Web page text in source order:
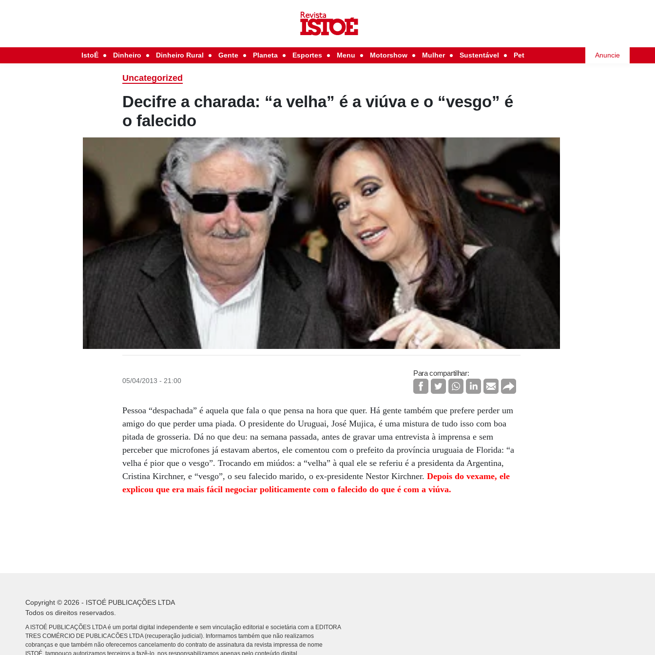
IstoÉ Dinheiro Dinheiro Rural Gente Planeta Esportes Menu Motorshow Mulher Sustentável Pet Anuncie
Uncategorized
Decifre a charada: “a velha” é a viúva e o “vesgo” é
o falecido
05/04/2013 - 21:00
Para compartilhar:
Pessoa “despachada” é aquela que fala o que pensa na hora que quer. Há gente também que prefere perder um
amigo do que perder uma piada. O presidente do Uruguai, José Mujica, é uma mistura de tudo isso com boa
pitada de grosseria. Dá no que deu: na semana passada, antes de gravar uma entrevista à imprensa e sem
perceber que microfones já estavam abertos, ele comentou com o prefeito da província uruguaia de Florida: “a
velha é pior que o vesgo”. Trocando em miúdos: a “velha” à qual ele se referiu é a presidenta da Argentina,
Cristina Kirchner, e “vesgo”, o seu falecido marido, o ex-presidente Nestor Kirchner.Depois do vexame, ele
explicou que era mais fácil negociar politicamente com o falecido do que é com a viúva.
Copyright © 2026 - ISTOÉ PUBLICAÇÕES LTDA
Todos os direitos reservados.
A ISTOÉ PUBLICAÇÕES LTDA é um portal digital independente e sem vinculação editorial e societária com a EDITORA
TRES COMÉRCIO DE PUBLICACÕES LTDA (recuperação judicial). Informamos também que não realizamos
cobranças e que também não oferecemos cancelamento do contrato de assinatura da revista impressa de nome
ISTOÉ, tampouco autorizamos terceiros a fazê-lo, nos responsabilizamos apenas pelo conteúdo digital